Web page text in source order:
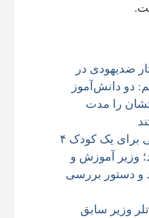
ضدیهودی در
دو دانش‌آموز
را مدت
یک مدرسه تورنتویی برای یک کودک ۴
وزیر آموزش و
و دستور بررسی
وزیر سابق